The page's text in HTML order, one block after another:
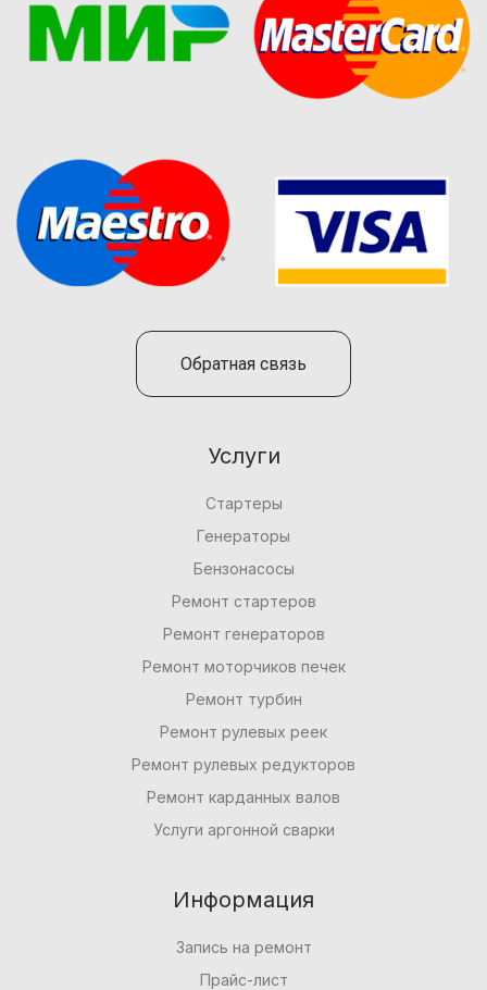
Обратная связь
Услуги
Стартеры
Генераторы
Бензонасосы
Ремонт стартеров
Ремонт генераторов
Ремонт моторчиков печек
Ремонт турбин
Ремонт рулевых реек
Ремонт рулевых редукторов
Ремонт карданных валов
Услуги аргонной сварки
Информация
Запись на ремонт
Прайс-лист